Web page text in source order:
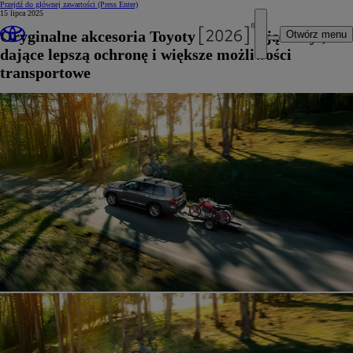
Przejdź do głównej zawartości (Press Enter)
Otwórz menu
15 lipca 2025
Oryginalne akcesoria Toyoty podkreślające styl,
dające lepszą ochronę i większe możliwości
transportowe